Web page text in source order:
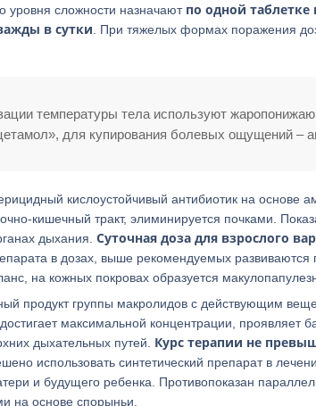
уровня сложности назначают по одной таблетке
в сутки . При тяжелых формах поражения
температуры тела используют
для купирования болевых ощущений –
кислоустойчивый антибиотик на основе
кишечный тракт, элиминируется почками.
дыхания. Суточная доза для взрослого
в дозах, выше рекомендуемых развиваются
на кожных покровах образуется
продукт группы макролидов с действующим
максимальной концентрации, проявляет
дыхательных путей. Курс терапии не
использовать синтетический препарат в
и будущего ребенка. Противопоказан
на основе спорыньи.